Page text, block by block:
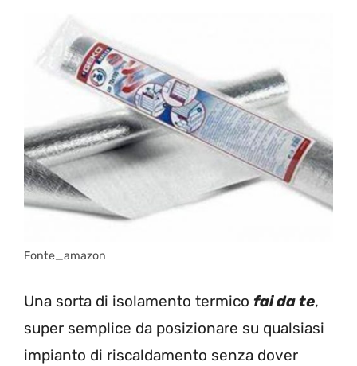
Fonte_amazon
Una sorta di isolamento termico fai da te,
super semplice da posizionare su qualsiasi
impianto di riscaldamento senza dover